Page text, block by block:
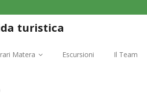
turistica
Matera Escursioni Il Team